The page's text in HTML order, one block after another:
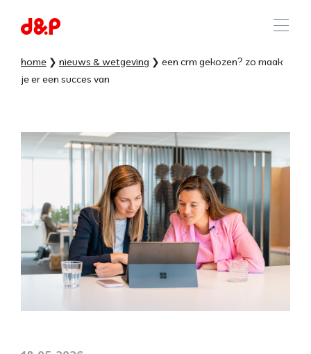
home nieuws & wetgeving
een crm gekozen? zo maak
je er een succes van